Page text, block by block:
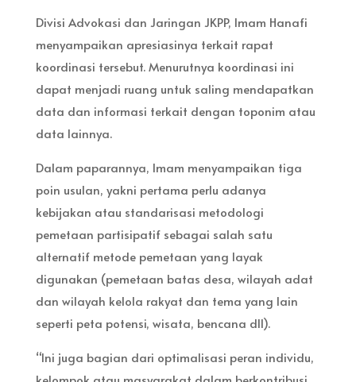
Divisi Advokasi dan Jaringan JKPP, Imam Hanafi
menyampaikan apresiasinya terkait rapat
koordinasi tersebut. Menurutnya koordinasi ini
dapat menjadi ruang untuk saling mendapatkan
data dan informasi terkait dengan toponim atau
data lainnya.
Dalam paparannya, Imam menyampaikan tiga
poin usulan, yakni pertama perlu adanya
kebijakan atau standarisasi metodologi
pemetaan partisipatif sebagai salah satu
alternatif metode pemetaan yang layak
digunakan (pemetaan batas desa, wilayah adat
dan wilayah kelola rakyat dan tema yang lain
seperti peta potensi, wisata, bencana dll).
“Ini juga bagian dari optimalisasi peran individu,